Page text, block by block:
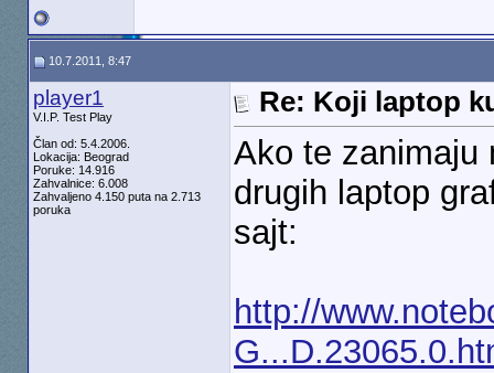
10.7.2011, 8:47
player1
V.I.P. Test Play
Član od: 5.4.2006.
Lokacija: Beograd
Poruke: 14.916
Zahvalnice: 6.008
Zahvaljeno 4.150 puta na 2.713
poruka
Re: Koji laptop
Ako te zanimaju
drugih laptop
sajt:
http://